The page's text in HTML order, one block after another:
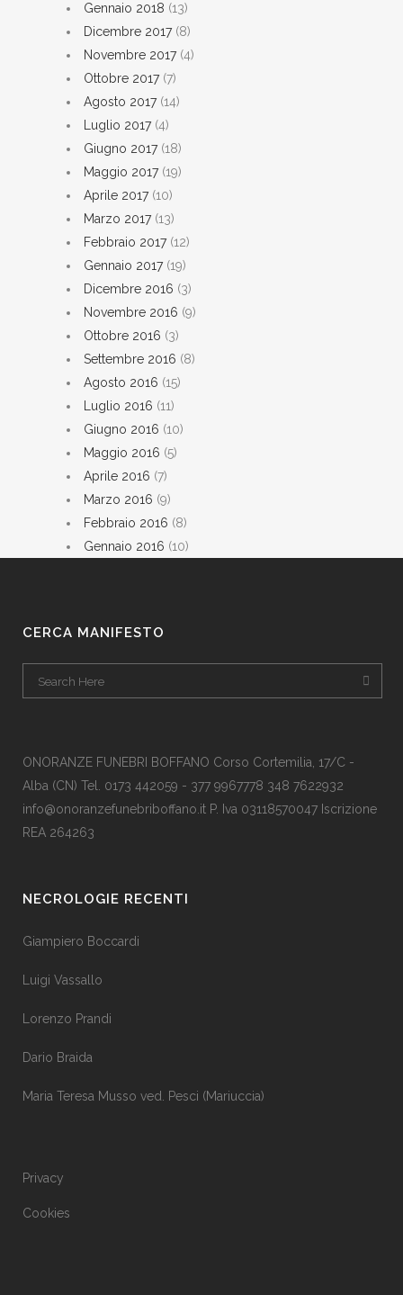
Gennaio 2018 (13)
Dicembre 2017(8)
Novembre 2017(4)
Ottobre 2017(7)
Agosto 2017(14)
Luglio 2017(4)
Giugno 2017(18)
Maggio 2017(19)
Aprile 2017(10)
Marzo 2017(13)
Febbraio 2017(12)
Gennaio 2017(19)
Dicembre 2016 (3)
Novembre 2016 (9)
Ottobre 2016 (3)
Settembre 2016 (8)
Agosto 2016 (15)
Luglio 2016 (11)
Giugno 2016 (10)
Maggio 2016 (5)
Aprile 2016 (7)
Marzo 2016 (9)
Febbraio 2016 (8)
Gennaio 2016 (10)
CERCA MANIFESTO
ONORANZE FUNEBRI BOFFANO Corso Cortemilia, 17/C -
Alba (CN) Tel. 0173 442059 - 377 9967778 348 7622932
info@onoranzefunebriboffano.it P. Iva 03118570047 Iscrizione
REA 264263
NECROLOGIE RECENTI
Giampiero Boccardi
Luigi Vassallo
Lorenzo Prandi
Dario Braida
Maria Teresa Musso ved. Pesci (Mariuccia)
Privacy
Cookies